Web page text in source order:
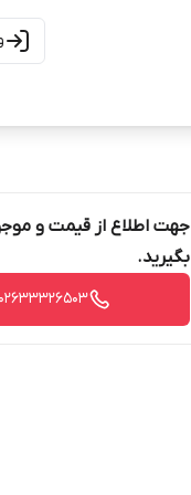
جهت اطلاع از قیمت و
بگیرید.
02633326503